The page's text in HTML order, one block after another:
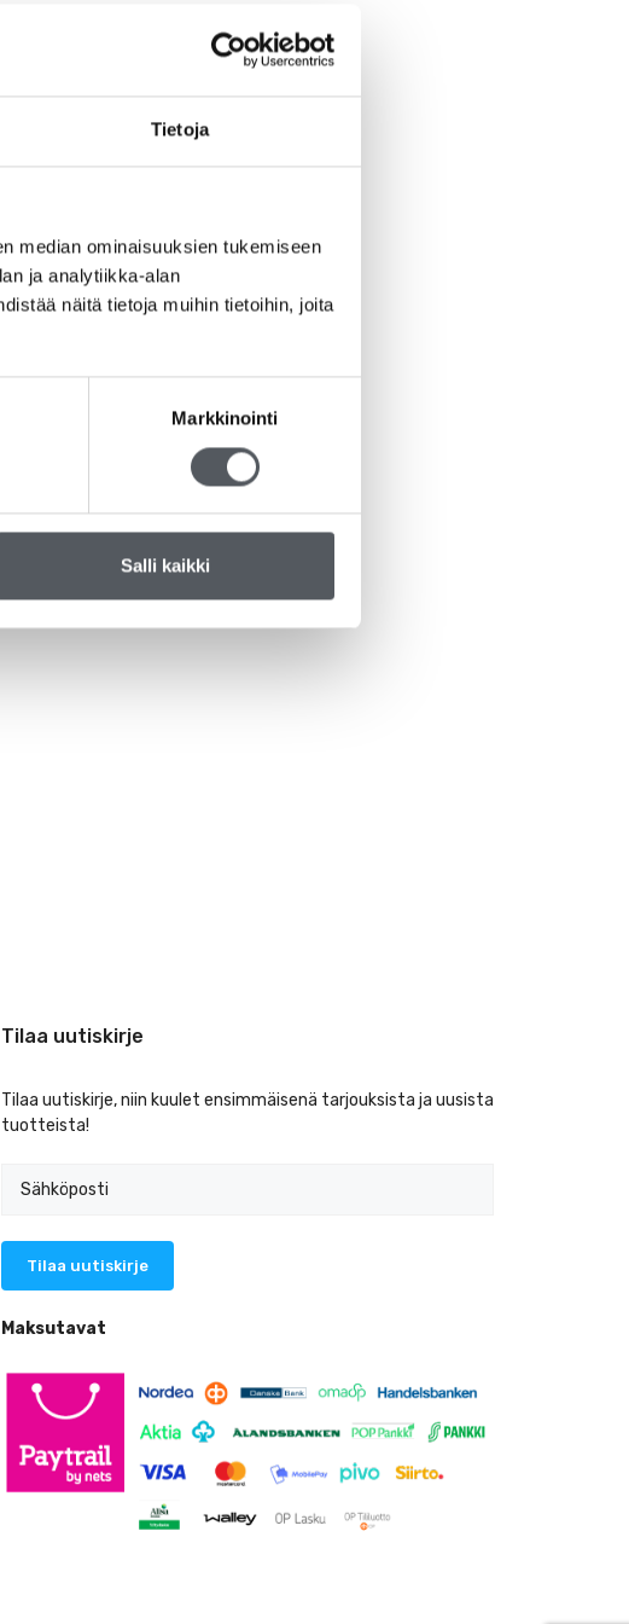
Tietoja
median ominaisuuksien tukemiseen
ja analytiikka-alan
näitä tietoja muihin tietoihin, joita
Markkinointi
Salli kaikki
Tilaa uutiskirje
Tilaa uutiskirje, niin kuulet ensimmäisenä tarjouksista ja uusista
tuotteista!
Maksutavat